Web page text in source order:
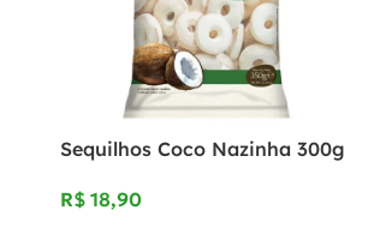
Sequilhos Coco Nazinha 300g
R$